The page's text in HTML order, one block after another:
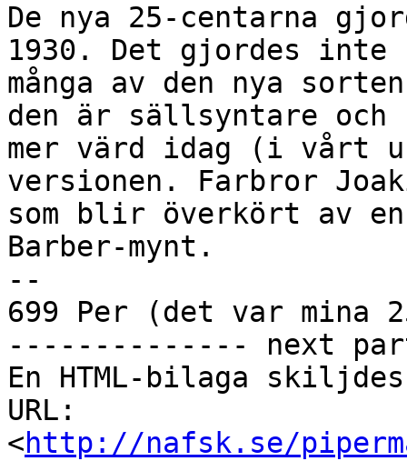
De nya 25-centarna
1930. Det gjordes inte
många av den nya
den är sällsyntare och
mer värd idag (i vårt
versionen. Farbror
som blir överkört av
Barber-mynt.
--
699 Per (det var mina
-------------- next
En HTML-bilaga
URL:
<http://nafsk.se/